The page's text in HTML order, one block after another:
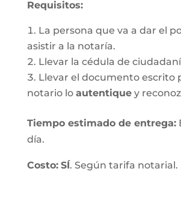
Requisitos:
La persona que va a dar el
asistir a la notaría.
Llevar la cédula de
Llevar el documento escrito
notario lo autentiquey
Tiempo estimado de entrega:
día.
Costo: SÍ. Según tarifa notarial.